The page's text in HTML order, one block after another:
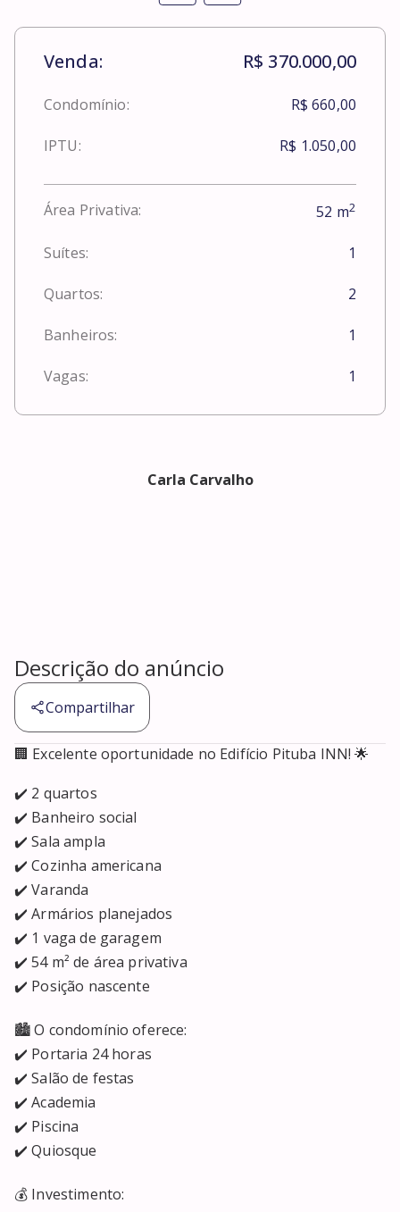
Venda: R$ 370.000,00
Condomínio: R$ 660,00
IPTU: R$ 1.050,00
Área Privativa: 52 m2
Suítes: 1
Quartos: 2
Banheiros: 1
Vagas: 1
Carla Carvalho
Descrição do anúncio
Compartilhar
🏢 Excelente oportunidade no Edifício Pituba INN! 🌟
✔️ 2 quartos
✔️ Banheiro social
✔️ Sala ampla
✔️ Cozinha americana
✔️ Varanda
✔️ Armários planejados
✔️ 1 vaga de garagem
✔️ 54 m² de área privativa
✔️ Posição nascente
🏙️ O condomínio oferece:
✔️ Portaria 24 horas
✔️ Salão de festas
✔️ Academia
✔️ Piscina
✔️ Quiosque
💰 Investimento: